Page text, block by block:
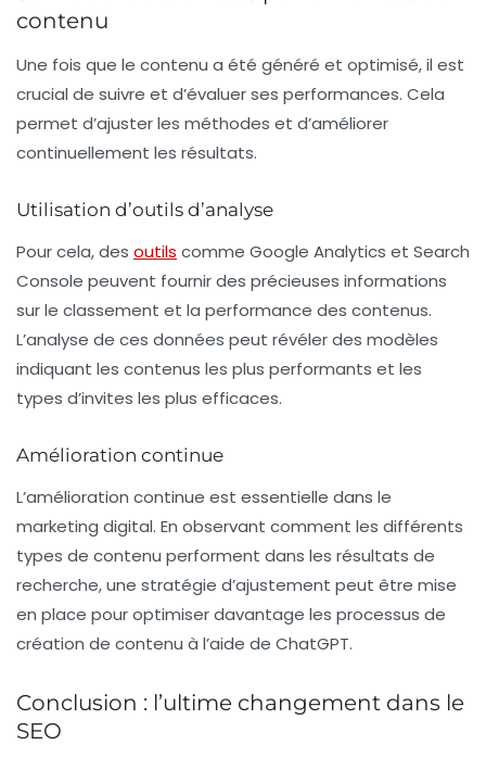
contenu
Une fois que le contenu a été généré et optimisé, il est
crucial de suivre et d’évaluer ses performances. Cela
permet d’ajuster les méthodes et d’améliorer
continuellement les résultats.
Utilisation d’outils d’analyse
Pour cela, des outils comme Google Analytics et Search
Console peuvent fournir des précieuses informations
sur le classement et la performance des contenus.
L’analyse de ces données peut révéler des modèles
indiquant les contenus les plus performants et les
types d’invites les plus efficaces.
Amélioration continue
L’amélioration continue est essentielle dans le
marketing digital. En observant comment les différents
types de contenu performent dans les résultats de
recherche, une stratégie d’ajustement peut être mise
en place pour optimiser davantage les processus de
création de contenu à l’aide de ChatGPT.
Conclusion : l’ultime changement dans le
SEO